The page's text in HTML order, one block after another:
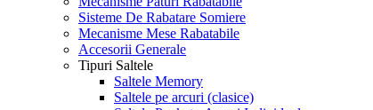
Sisteme De Rabatare Somiere
Mecanisme Mese Rabatabile
Accesorii Generale
Tipuri Saltele
Saltele Memory
Saltele pe arcuri (clasice)